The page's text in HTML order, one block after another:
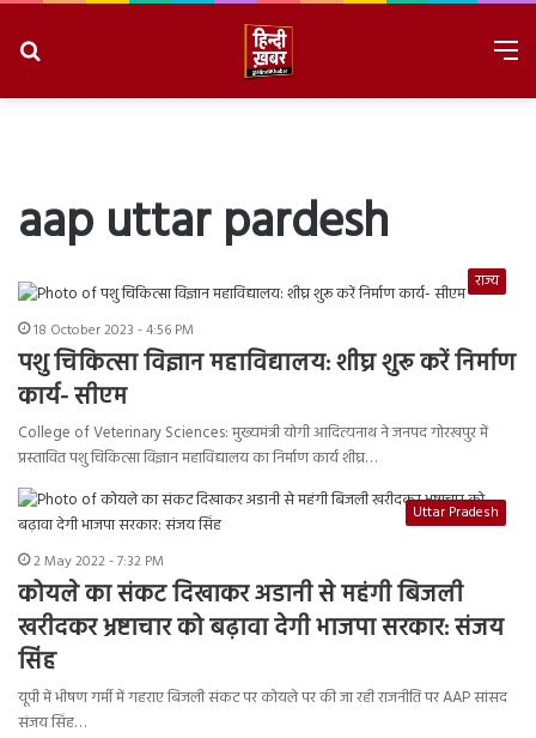
aap uttar pardesh
राज्य
18 October 2023 - 4:56 PM
पशु चिकित्सा विज्ञान महाविद्यालय: शीघ्र शुरू करें निर्माण
कार्य- सीएम
College of Veterinary Sciences: मुख्यमंत्री योगी आदित्यनाथ ने जनपद गोरखपुर में
प्रस्तावित पशु चिकित्सा विज्ञान महाविद्यालय का निर्माण कार्य शीघ्र…
Uttar Pradesh
2 May 2022 - 7:32 PM
कोयले का संकट दिखाकर अडानी से महंगी बिजली
खरीदकर भ्रष्टाचार को बढ़ावा देगी भाजपा सरकार: संजय
सिंह
यूपी में भीषण गर्मी में गहराए बिजली संकट पर कोयले पर की जा रही राजनीति पर AAP सांसद
संजय सिंह…